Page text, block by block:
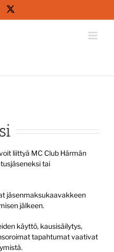
liittyä MC Club Härmän
tai
jäsenmaksukaavakkeen
jälkeen.
käyttö, kausisäilytys,
tapahtumat vaativat